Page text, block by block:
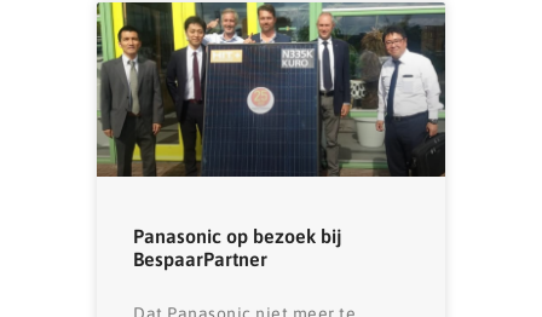
Panasonic op bezoek bij
BespaarPartner